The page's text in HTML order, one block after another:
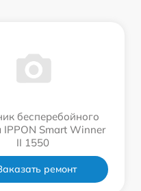
бесперебойного
IPPON Smart Winner
II 1550
ремонт